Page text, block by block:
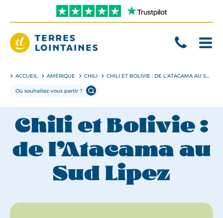
directement
contenu
ACCUEIL AMÉRIQUE CHILI CHILI ET BOLIVIE : DE L’ATACAMA AU SUD LIPEZ
Chili et Bolivie :
de l’Atacama au
Sud Lipez